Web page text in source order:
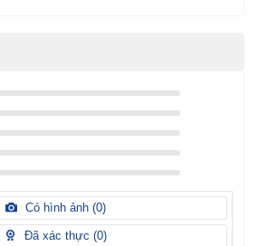
Có hình ảnh (0)
Đã xác thực (0)